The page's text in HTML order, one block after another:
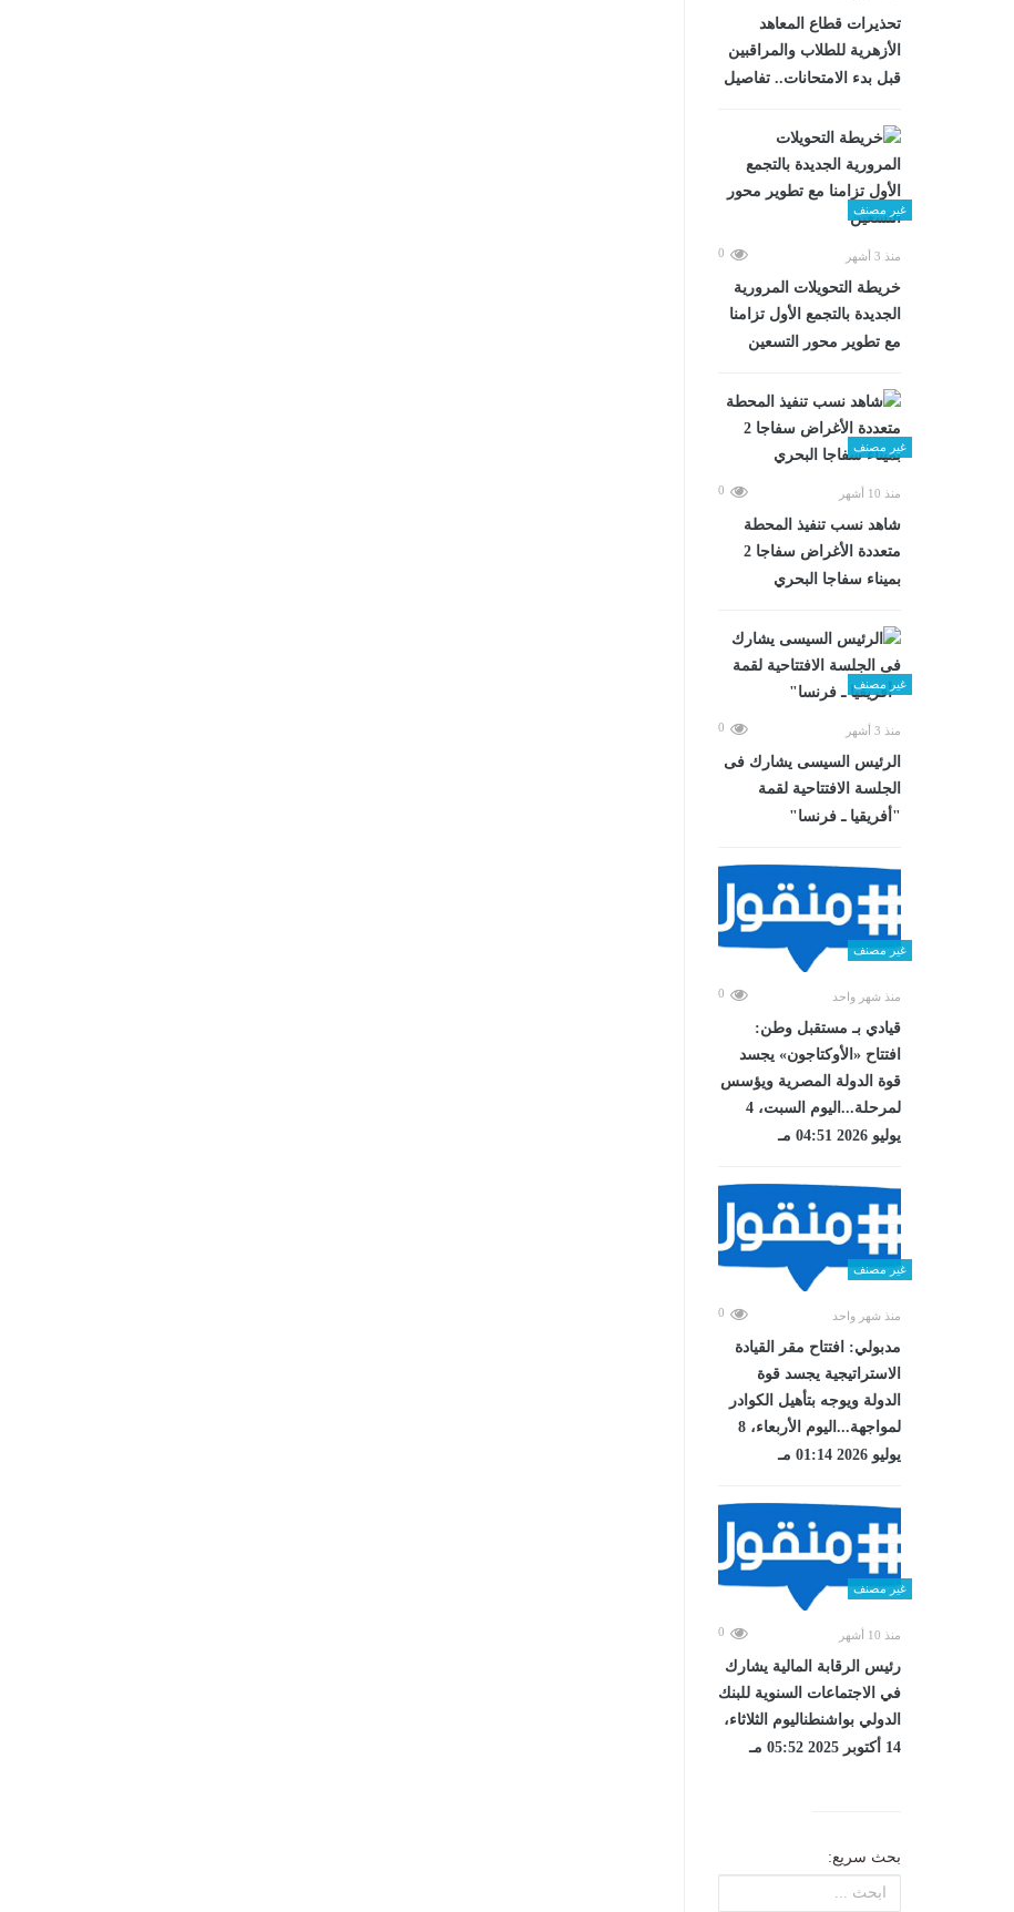
تحذيرات قطاع المعاهد
الأزهرية للطلاب والمراقبين
قبل بدء الامتحانات.. تفاصيل
غير مصنف
منذ 3 أشهر 0
خريطة التحويلات المرورية
الجديدة بالتجمع الأول تزامنا
مع تطوير محور التسعين
غير مصنف
منذ 10 أشهر 0
شاهد نسب تنفيذ المحطة
متعددة الأغراض سفاجا 2
بميناء سفاجا البحري
غير مصنف
منذ 3 أشهر 0
الرئيس السيسى يشارك فى
الجلسة الافتتاحية لقمة
"أفريقيا ـ فرنسا"
غير مصنف
منذ شهر واحد 0
قيادي بـ مستقبل وطن:
افتتاح «الأوكتاجون» يجسد
قوة الدولة المصرية ويؤسس
لمرحلة...اليوم السبت، 4
يوليو 2026 04:51 مـ
غير مصنف
منذ شهر واحد 0
مدبولي: افتتاح مقر القيادة
الاستراتيجية يجسد قوة
الدولة ويوجه بتأهيل الكوادر
لمواجهة...اليوم الأربعاء، 8
يوليو 2026 01:14 مـ
غير مصنف
منذ 10 أشهر 0
رئيس الرقابة المالية يشارك
في الاجتماعات السنوية للبنك
الدولي بواشنطناليوم الثلاثاء،
14 أكتوبر 2025 05:52 مـ
بحث سريع: